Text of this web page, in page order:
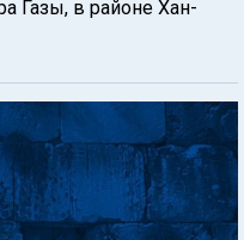
Газы, в районе Хан-